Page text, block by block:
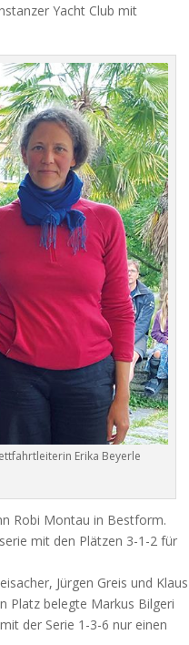
Yacht Club mit
Erika Beyerle
Robi Montau in Bestform.
mit den Plätzen 3-1-2 für
Jürgen Greis und Klaus
Platz belegte Markus Bilgeri
der Serie 1-3-6 nur einen